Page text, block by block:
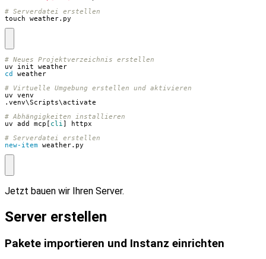
# Serverdatei erstellen
touch weather.py
# Neues Projektverzeichnis erstellen
uv
init
weather
cd weather
# Virtuelle Umgebung erstellen und aktivieren
uv
venv
. venv\Scripts\activate
# Abhängigkeiten installieren
uv
add mcp [ cli ]
httpx
# Serverdatei erstellen
new-item weather. py
Jetzt bauen wir Ihren Server.
Server erstellen
Pakete importieren und Instanz einrichten